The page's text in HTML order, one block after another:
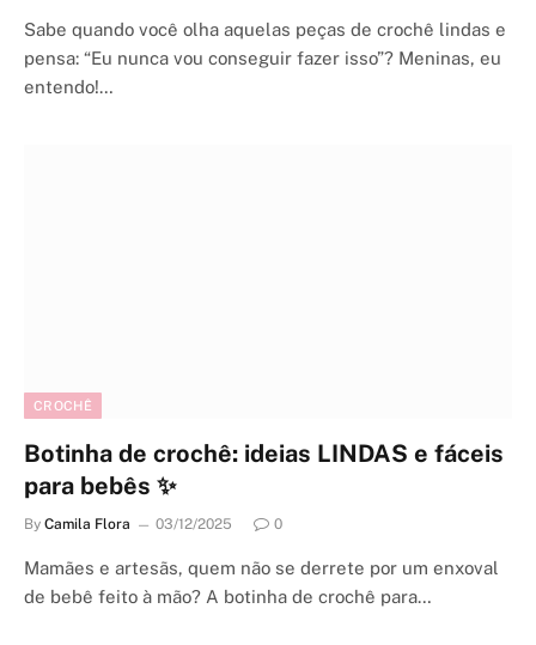
Sabe quando você olha aquelas peças de crochê lindas e
pensa: “Eu nunca vou conseguir fazer isso”? Meninas, eu
entendo!…
CROCHÊ
Botinha de crochê: ideias LINDAS e fáceis
para bebês ✨
By Camila Flora 03/12/2025 0
Mamães e artesãs, quem não se derrete por um enxoval
de bebê feito à mão? A botinha de crochê para…